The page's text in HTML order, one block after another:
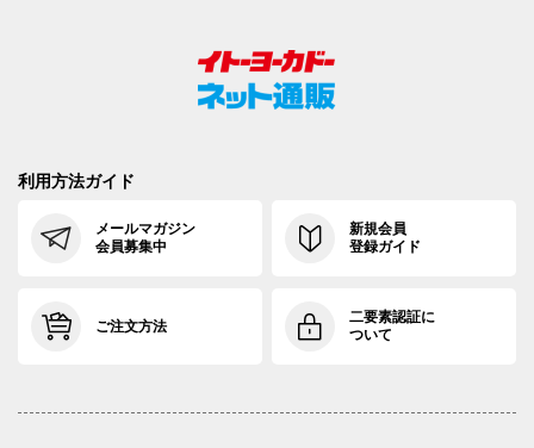
利用方法ガイド
メールマガジン
会員募集中
新規会員
登録ガイド
ご注文方法
二要素認証に
ついて